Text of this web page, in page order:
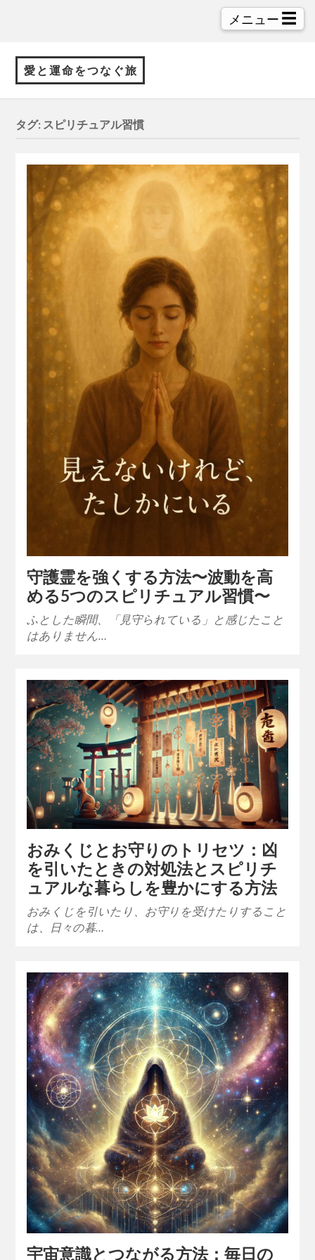
愛と運命をつなぐ旅
メニュー ☰
タグ: スピリチュアル習慣
守護霊を強くする方法〜波動を高
める5つのスピリチュアル習慣〜
ふとした瞬間、「見守られている」と感じたこと
はありません…
おみくじとお守りのトリセツ：凶
を引いたときの対処法とスピリチ
ュアルな暮らしを豊かにする方法
おみくじを引いたり、お守りを受けたりすること
は、日々の暮…
宇宙意識とつながる方法：毎日の